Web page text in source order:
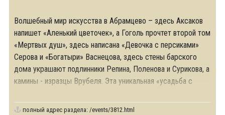
Волшебный мир искусства в Абрамцево – здесь Аксаков
напишет «Аленький цветочек», а Гоголь прочтет второй том
«Мертвых душ», здесь написана «Девочка с персиками»
Серова и «Богатыри» Васнецова, здесь стены барского
дома украшают подлинники Репина, Поленова и Сурикова, а
камины - изразцы Врубеля. Эта уникальная «усадьба с
полный адрес раздела: /events/3812.html